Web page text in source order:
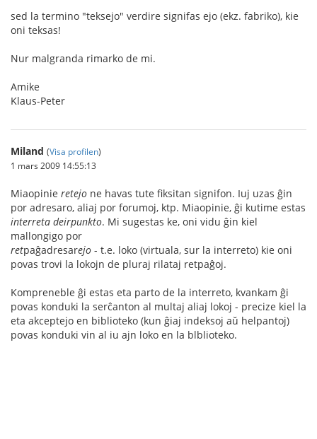
sed la termino "teksejo" verdire signifas ejo (ekz. fabriko), kie
oni teksas!
Nur malgranda rimarko de mi.
Amike
Klaus-Peter
Miland (Visa profilen)
1 mars 2009 14:55:13
Miaopinie retejo ne havas tute fiksitan signifon. Iuj uzas ĝin
por adresaro, aliaj por forumoj, ktp. Miaopinie, ĝi kutime estas
interreta deirpunkto. Mi sugestas ke, oni vidu ĝin kiel
mallongigo por
retpaĝadresarejo - t.e. loko (virtuala, sur la interreto) kie oni
povas trovi la lokojn de pluraj rilataj retpaĝoj.
Kompreneble ĝi estas eta parto de la interreto, kvankam ĝi
povas konduki la serĉanton al multaj aliaj lokoj - precize kiel la
eta akceptejo en biblioteko (kun ĝiaj indeksoj aŭ helpantoj)
povas konduki vin al iu ajn loko en la blblioteko.